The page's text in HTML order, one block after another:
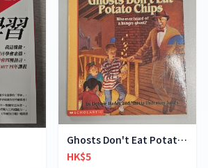
Ghosts Don't Eat Potato Chips
HK$5